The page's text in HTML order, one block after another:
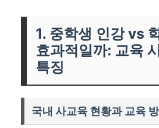
1. 중학생 인강 vs
효과적일까: 교육
특징
국내 사교육 현황과 교육